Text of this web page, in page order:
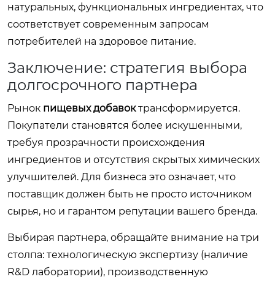
натуральных, функциональных ингредиентах, что
соответствует современным запросам
потребителей на здоровое питание.
Заключение: стратегия выбора
долгосрочного партнера
Рынок пищевых добавоктрансформируется.
Покупатели становятся более искушенными,
требуя прозрачности происхождения
ингредиентов и отсутствия скрытых химических
улучшителей. Для бизнеса это означает, что
поставщик должен быть не просто источником
сырья, но и гарантом репутации вашего бренда.
Выбирая партнера, обращайте внимание на три
столпа: технологическую экспертизу (наличие
R&D лаборатории), производственную